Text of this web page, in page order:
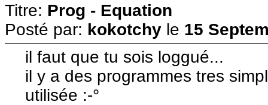
Titre: Prog - Equation
Posté par: kokotchy le 15
il faut que tu sois loggué...
il y a des programmes tres
utilisée :-°